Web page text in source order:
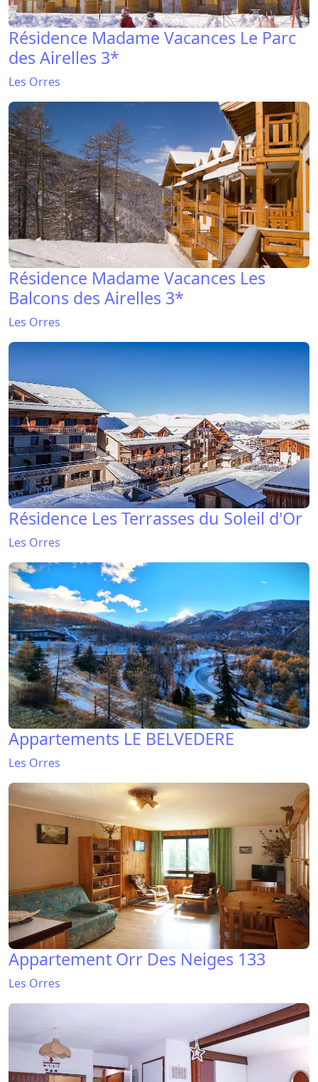
Résidence Madame Vacances Le Parc
des Airelles 3*
Les Orres
Résidence Madame Vacances Les
Balcons des Airelles 3*
Les Orres
Résidence Les Terrasses du Soleil d'Or
Les Orres
Appartements LE BELVEDERE
Les Orres
Appartement Orr Des Neiges 133
Les Orres